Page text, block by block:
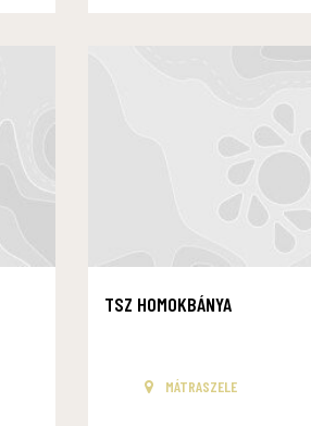
TSZ HOMOKBÁNYA
MÁTRASZELE